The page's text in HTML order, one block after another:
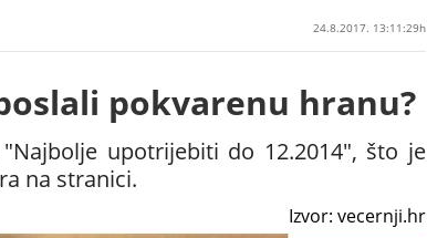
24.8.2017. 13:11:29h
pokvarenu hranu?
upotrijebiti do 12.2014", što je
na stranici.
Izvor: vecernji.hr